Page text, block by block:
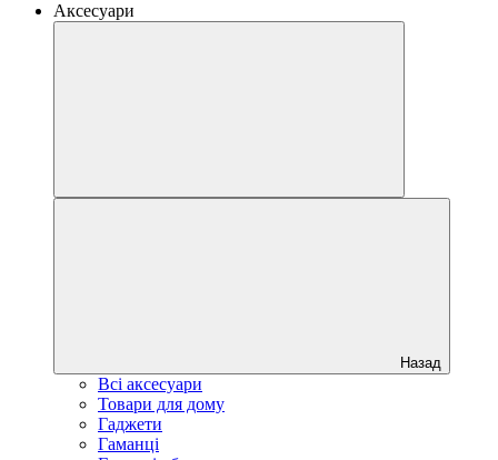
Аксесуари
Назад
Всі аксесуари
Товари для дому
Гаджети
Гаманці